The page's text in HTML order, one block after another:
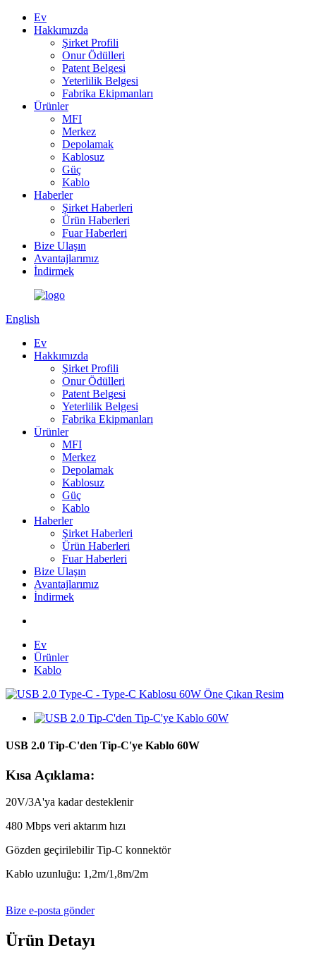
Ev
Hakkımızda
Şirket Profili
Onur Ödülleri
Patent Belgesi
Yeterlilik Belgesi
Fabrika Ekipmanları
Ürünler
MFI
Merkez
Depolamak
Kablosuz
Güç
Kablo
Haberler
Şirket Haberleri
Ürün Haberleri
Fuar Haberleri
Bize Ulaşın
Avantajlarımız
İndirmek
English
Ev
Hakkımızda
Şirket Profili
Onur Ödülleri
Patent Belgesi
Yeterlilik Belgesi
Fabrika Ekipmanları
Ürünler
MFI
Merkez
Depolamak
Kablosuz
Güç
Kablo
Haberler
Şirket Haberleri
Ürün Haberleri
Fuar Haberleri
Bize Ulaşın
Avantajlarımız
İndirmek
Ev
Ürünler
Kablo
USB 2.0 Tip-C'den Tip-C'ye Kablo 60W
Kısa Açıklama:
20V/3A'ya kadar desteklenir
480 Mbps veri aktarım hızı
Gözden geçirilebilir Tip-C konnektör
Kablo uzunluğu: 1,2m/1,8m/2m
Bize e-posta gönder
Ürün Detayı